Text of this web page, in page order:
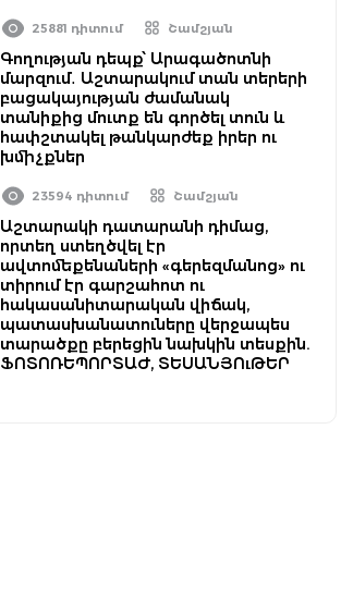
25881 դիտում Շամշյան
Գողության դեպք՝ Արագածոտնի
մարզում․ Աշտարակում տան տերերի
բացակայության ժամանակ
տանիքից մուտք են գործել տուն և
հափշտակել թանկարժեք իրեր ու
խմիչքներ
23594 դիտում Շամշյան
Աշտարակի դատարանի դիմաց,
որտեղ ստեղծվել էր
ավտոմեքենաների «գերեզմանոց» ու
տիրում էր գարշահոտ ու
հակասանիտարական վիճակ,
պատասխանատուները վերջապես
տարածքը բերեցին նախկին տեսքին.
ՖՈՏՈՌԵՊՈՐՏԱԺ, ՏԵՍԱՆՅՈւԹԵՐ